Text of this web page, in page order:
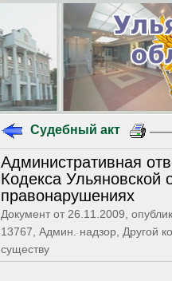
Судебный акт
Административная
Кодекса Ульяновской
правонарушениях
Документ от 26.11.2009,
13767, Админ. надзор, Другой
существу